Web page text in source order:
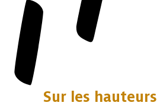
Sur les